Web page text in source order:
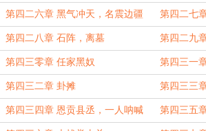
第四二六章 黑气冲天，名震边疆 第四二七
第四二八章 石阵，离墓 第四二九
第四三零章 任家黑奴 第四三一
第四三二章 卦摊 第四三三
第四三四章 恩贡县丞，一人呐喊 第四三五